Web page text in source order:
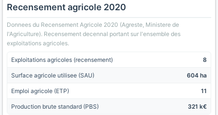
Recensement agricole 2020
Donnees du Recensement Agricole 2020 (Agreste, Ministere de
l'Agriculture). Recensement decennal portant sur l'ensemble des
exploitations agricoles.
Exploitations agricoles (recensement) 8
Surface agricole utilisee (SAU) 604 ha
Emploi agricole (ETP) 11
Production brute standard (PBS)
321 k€